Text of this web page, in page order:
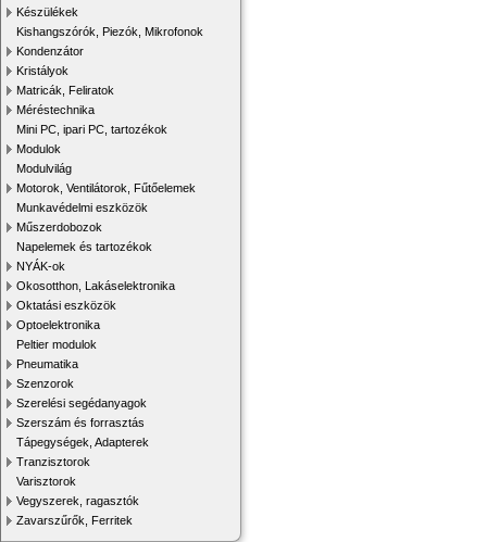
Készülékek
Kishangszórók, Piezók, Mikrofonok
Kondenzátor
Kristályok
Matricák, Feliratok
Méréstechnika
Mini PC, ipari PC, tartozékok
Modulok
Modulvilág
Motorok, Ventilátorok, Fűtőelemek
Munkavédelmi eszközök
Műszerdobozok
Napelemek és tartozékok
NYÁK-ok
Okosotthon, Lakáselektronika
Oktatási eszközök
Optoelektronika
Peltier modulok
Pneumatika
Szenzorok
Szerelési segédanyagok
Szerszám és forrasztás
Tápegységek, Adapterek
Tranzisztorok
Varisztorok
Vegyszerek, ragasztók
Zavarszűrők, Ferritek